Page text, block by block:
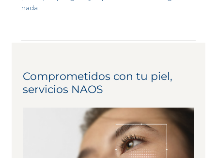
nada
Comprometidos con tu piel,
servicios NAOS